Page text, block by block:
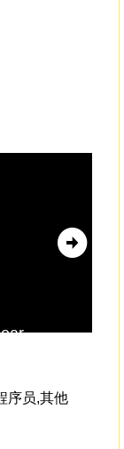
序员,其他